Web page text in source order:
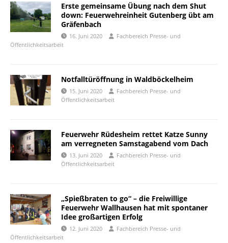
Erste gemeinsame Übung nach dem Shut
down: Feuerwehreinheit Gutenberg übt am
Gräfenbach
16. Juni 2020
Fachbereich Presse- und
Öffentlichkeitsarbeit
Notfalltüröffnung in Waldböckelheim
15. Juni 2020
Fachbereich Presse- und
Öffentlichkeitsarbeit
Feuerwehr Rüdesheim rettet Katze Sunny
am verregneten Samstagabend vom Dach
13. Juni 2020
Fachbereich Presse- und
Öffentlichkeitsarbeit
„Spießbraten to go“ – die Freiwillige
Feuerwehr Wallhausen hat mit spontaner
Idee großartigen Erfolg
12. Juni 2020
Fachbereich Presse- und
Öffentlichkeitsarbeit